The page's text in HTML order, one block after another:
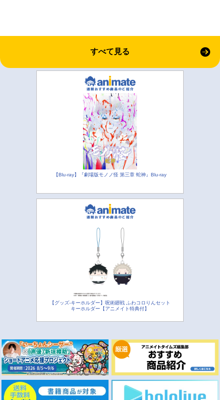
すべて見る
【Blu-ray】『劇場版モノノ怪 第三章 蛇神』Blu-ray
【グッズ-キーホルダー】呪術廻戦 ふわコロりんセット
キーホルダー【アニメイト特典付】